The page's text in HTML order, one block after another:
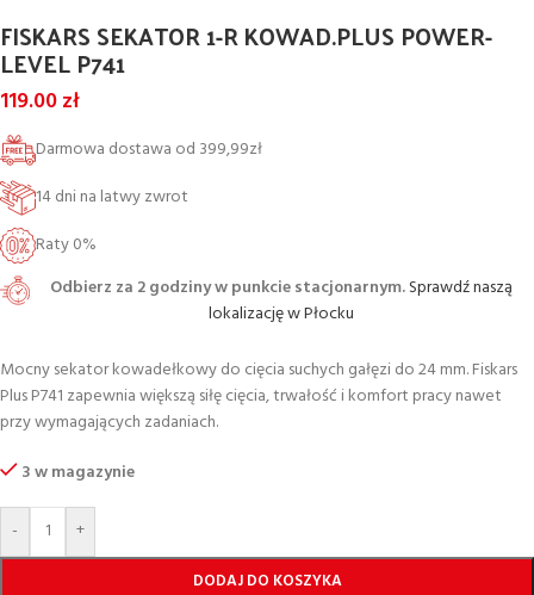
FISKARS SEKATOR 1-R KOWAD.PLUS POWER-
LEVEL P741
119.00zł
Darmowa dostawa od 399,99zł
14 dni na latwy zwrot
Raty 0%
Odbierz za 2 godziny w punkcie stacjonarnym.Sprawdź naszą
lokalizację w Płocku
Mocny sekator kowadełkowy do cięcia suchych gałęzi do 24 mm. Fiskars
Plus P741 zapewnia większą siłę cięcia, trwałość i komfort pracy nawet
przy wymagających zadaniach.
3 w magazynie
- +
DODAJ DO KOSZYKA